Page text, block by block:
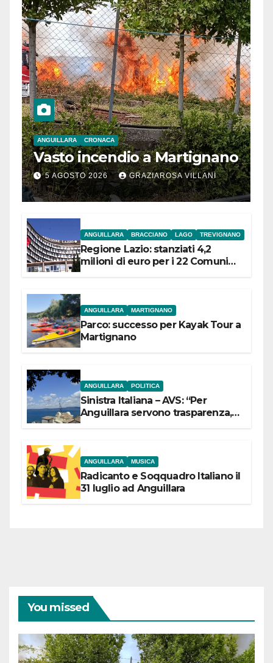
ANGUILLARA CRONACA
Vasto incendio a Martignano
5 AGOSTO 2026 GRAZIAROSA VILLANI
ANGUILLARA BRACCIANO LAGO TREVIGNANO
Regione Lazio: stanziati 4,2
milioni di euro per i 22 Comuni
ANGUILLARA MARTIGNANO
Parco: successo per Kayak Tour a
Martignano
ANGUILLARA POLITICA
Sinistra Italiana – AVS: “Per
Anguillara servono trasparenza,
ANGUILLARA MUSICA
Radicanto e Soqquadro Italiano il
31 luglio ad Anguillara
You missed